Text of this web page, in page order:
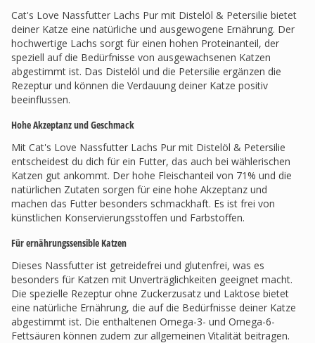
Cat's Love Nassfutter Lachs Pur mit Distelöl & Petersilie bietet
deiner Katze eine natürliche und ausgewogene Ernährung. Der
hochwertige Lachs sorgt für einen hohen Proteinanteil, der
speziell auf die Bedürfnisse von ausgewachsenen Katzen
abgestimmt ist. Das Distelöl und die Petersilie ergänzen die
Rezeptur und können die Verdauung deiner Katze positiv
beeinflussen.
Hohe Akzeptanz und Geschmack
Mit Cat's Love Nassfutter Lachs Pur mit Distelöl & Petersilie
entscheidest du dich für ein Futter, das auch bei wählerischen
Katzen gut ankommt. Der hohe Fleischanteil von 71% und die
natürlichen Zutaten sorgen für eine hohe Akzeptanz und
machen das Futter besonders schmackhaft. Es ist frei von
künstlichen Konservierungsstoffen und Farbstoffen.
Für ernährungssensible Katzen
Dieses Nassfutter ist getreidefrei und glutenfrei, was es
besonders für Katzen mit Unverträglichkeiten geeignet macht.
Die spezielle Rezeptur ohne Zuckerzusatz und Laktose bietet
eine natürliche Ernährung, die auf die Bedürfnisse deiner Katze
abgestimmt ist. Die enthaltenen Omega-3- und Omega-6-
Fettsäuren können zudem zur allgemeinen Vitalität beitragen.